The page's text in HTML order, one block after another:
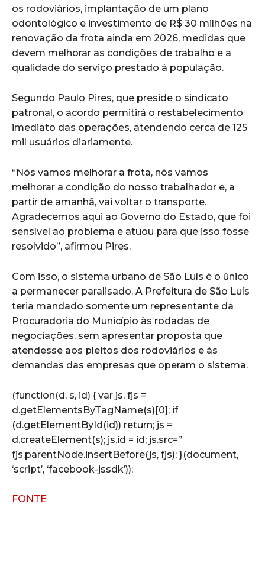
os rodoviários, implantação de um plano
odontológico e investimento de R$ 30 milhões na
renovação da frota ainda em 2026, medidas que
devem melhorar as condições de trabalho e a
qualidade do serviço prestado à população.
Segundo Paulo Pires, que preside o sindicato
patronal, o acordo permitirá o restabelecimento
imediato das operações, atendendo cerca de 125
mil usuários diariamente.
“Nós vamos melhorar a frota, nós vamos
melhorar a condição do nosso trabalhador e, a
partir de amanhã, vai voltar o transporte.
Agradecemos aqui ao Governo do Estado, que foi
sensível ao problema e atuou para que isso fosse
resolvido”, afirmou Pires.
Com isso, o sistema urbano de São Luís é o único
a permanecer paralisado. A Prefeitura de São Luís
teria mandado somente um representante da
Procuradoria do Município às rodadas de
negociações, sem apresentar proposta que
atendesse aos pleitos dos rodoviários e às
demandas das empresas que operam o sistema.
(function(d, s, id) { var js, fjs =
d.getElementsByTagName(s)[0]; if
(d.getElementById(id)) return; js =
d.createElement(s); js.id = id; js.src=”
fjs.parentNode.insertBefore(js, fjs); }(document,
‘script’, ‘facebook-jssdk’));
FONTE